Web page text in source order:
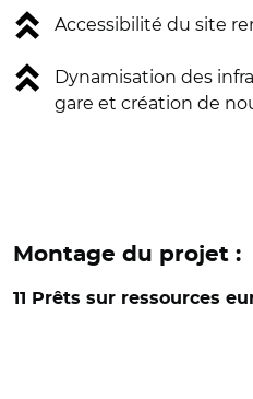
Accessibilité du site
Dynamisation des
gare et création de
Montage du projet :
11 Prêts sur ressources